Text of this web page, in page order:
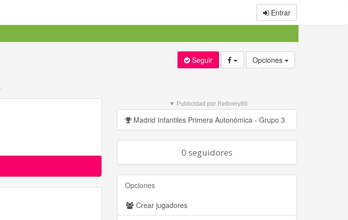
Entrar
Seguir Opciones
▼ Publicidad por Refinery89
Madrid Infantiles Primera Autonómica - Grupo 3
0 seguidores
Opciones
Crear jugadores